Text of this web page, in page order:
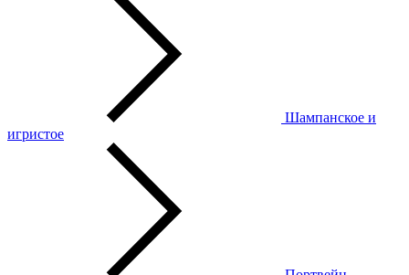
Шампанское и
игристое